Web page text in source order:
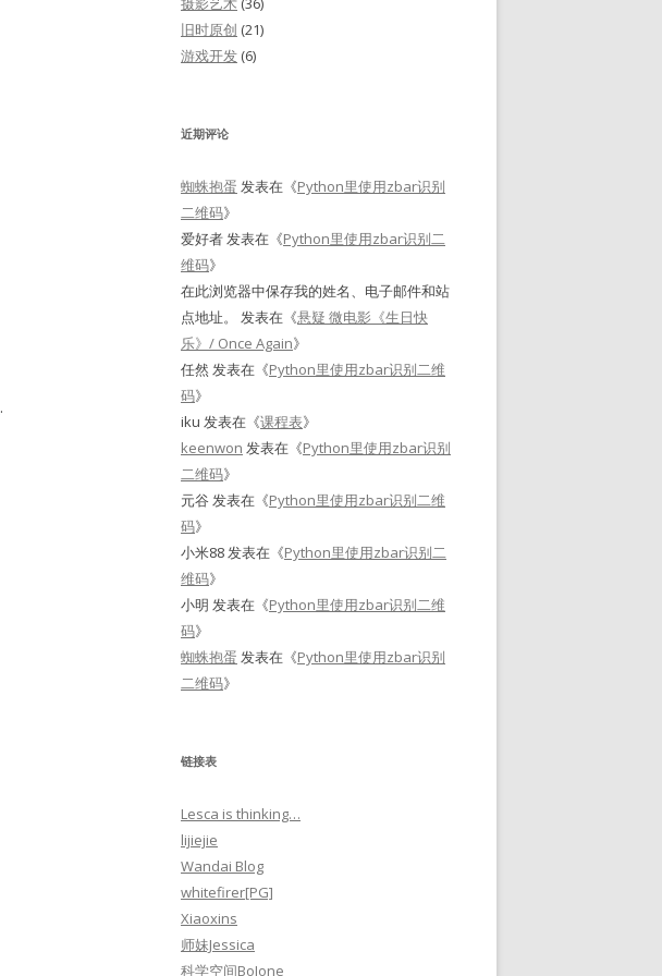
.
旧时原创 (21)
游戏开发 (6)
近期评论
蜘蛛抱蛋 发表在《Python里使用zbar识别
二维码》
爱好者发表在《Python里使用zbar识别二
维码》
在此浏览器中保存我的姓名、电子邮件和站
点地址。
发表在《悬疑 微电影《生日快
乐》/ Once Again》
任然 发表在《Python里使用zbar识别二维
码》
iku 发表在《课程表》
keenwon 发表在《Python里使用zbar识别
二维码》
元谷发表在《Python里使用zbar识别二维
码》
小米88发表在《Python里使用zbar识别二
维码》
小明 发表在《Python里使用zbar识别二维
码》
蜘蛛抱蛋 发表在《Python里使用zbar识别
二维码》
链接表
Lesca is thinking…
lijiejie
Wandai Blog
whitefirer[PG]
Xiaoxins
师妹Jessica
科学空间BoJone